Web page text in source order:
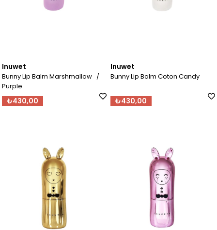
Inuwet
Bunny Lip Balm Marshmallow /
Purple
₺430,00
Inuwet
Bunny Lip Balm Coton Candy
₺430,00